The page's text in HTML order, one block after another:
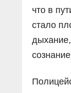
что в
стало